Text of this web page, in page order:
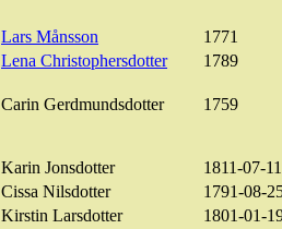
Lars Månsson
1771
Lena Christophersdotter 1789
Carin Gerdmundsdotter 1759
Karin Jonsdotter 1811-07-11
Cissa Nilsdotter 1791-08-
Kirstin Larsdotter 1801-01-